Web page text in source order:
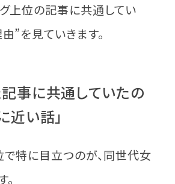
上位の記事に共通してい
”を見ていきます。
事に共通していたの
近い話」
で特に目立つのが、同世代女